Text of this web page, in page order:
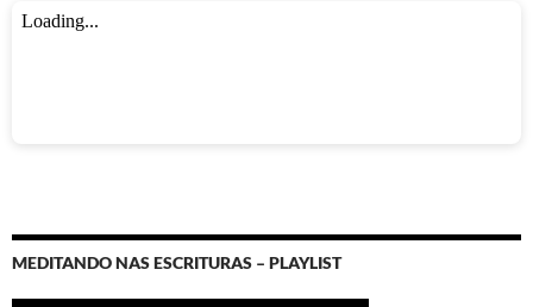
MEDITANDO NAS ESCRITURAS – PLAYLIST